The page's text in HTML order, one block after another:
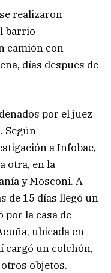
realizaron
barrio
camión con
días después de
por el juez
Según
a Infobae,
otra, en la
y Mosconi. A
de 15 días llegó un
por la casa de
ubicada en
cargó un colchón,
objetos.